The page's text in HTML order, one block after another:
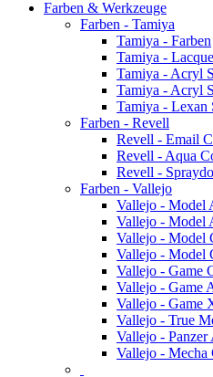
Farben & Werkzeuge
Farben - Tamiya
Tamiya - Farben
Tamiya -
Tamiya - Acryl
Tamiya - Acryl
Tamiya - Lexan
Farben - Revell
Revell - Email
Revell - Aqua
Revell -
Farben - Vallejo
Vallejo - Model
Vallejo - Model
Vallejo - Model
Vallejo - Model
Vallejo - Game
Vallejo - Game
Vallejo - Game
Vallejo - True
Vallejo - Panzer
Vallejo - Mecha